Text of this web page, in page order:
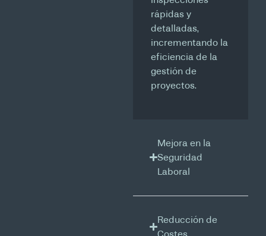
rápidas y
detalladas,
incrementando la
eficiencia de la
gestión de
proyectos.
Mejora en la
Seguridad
Laboral
Reducción de